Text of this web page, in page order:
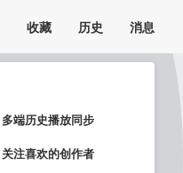
多端历史播放同步
关注喜欢的创作者
收藏 历史 消息